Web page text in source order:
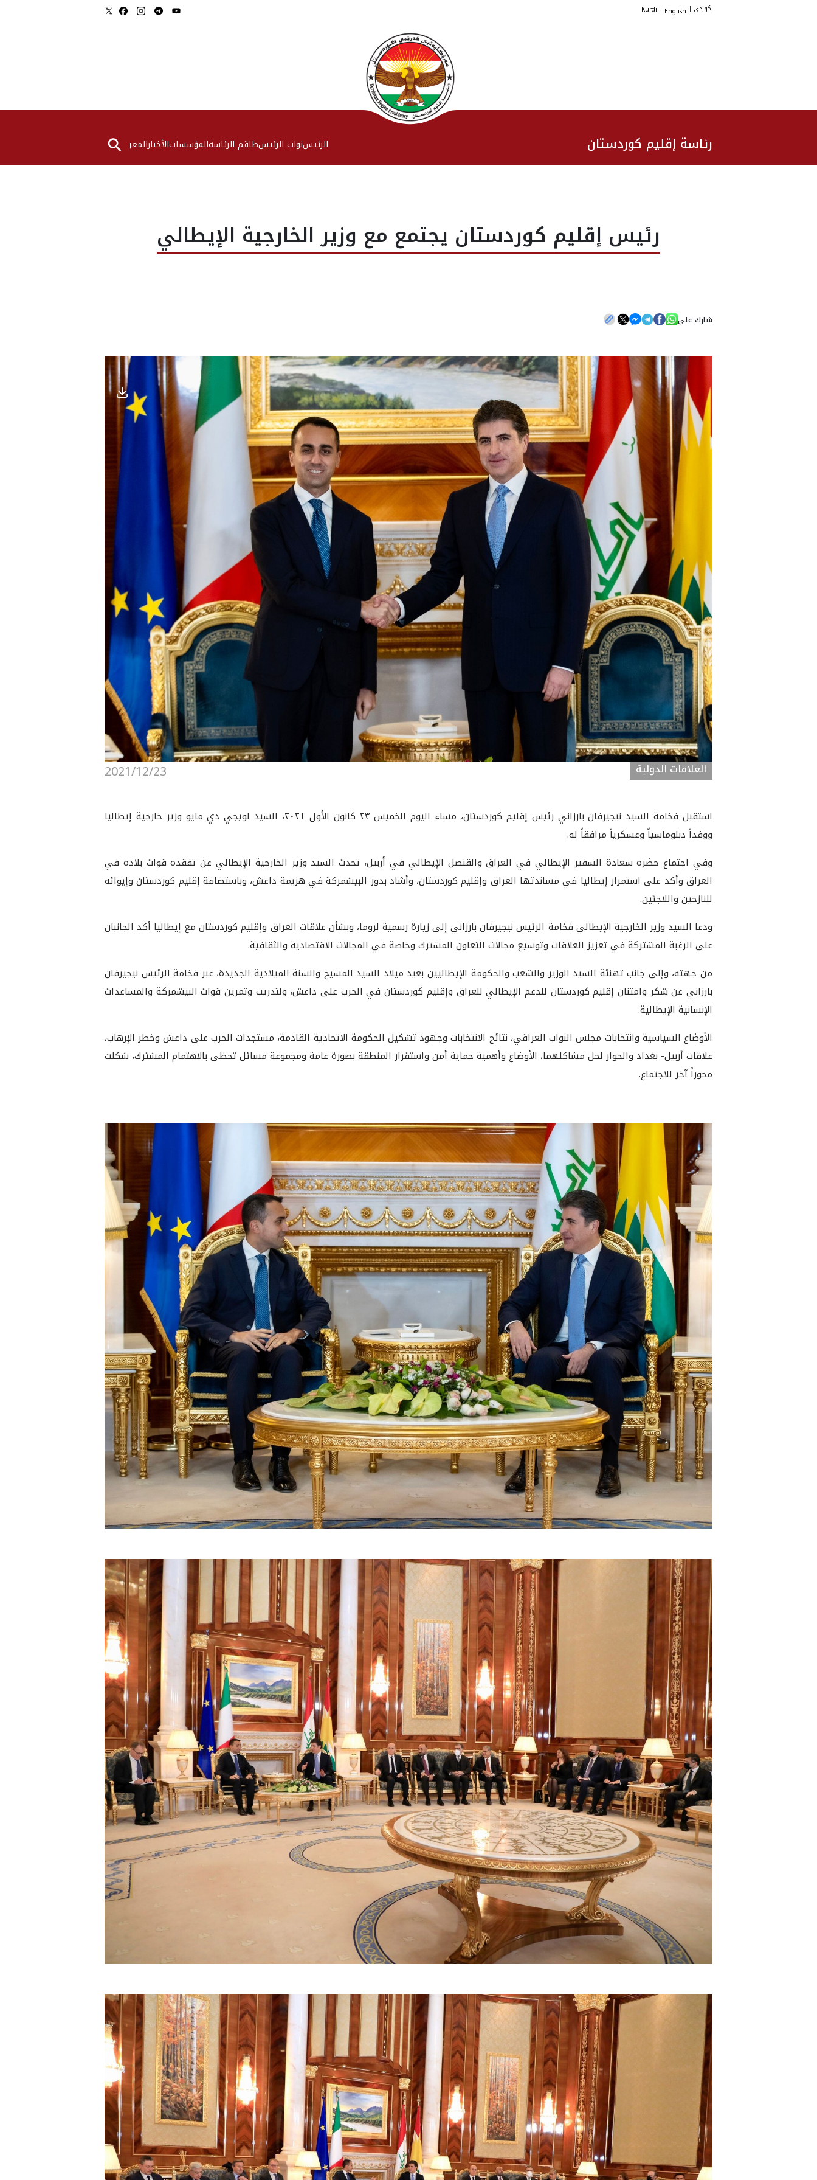
کوردی |
English
|
Kurdi
رئاسة إقليم كوردستان الرئیسنواب الرئيسطاقم الرئاسةالمؤسساتالأخبارالمعرض⚲
رئيس إقليم كوردستان يجتمع مع وزير الخارجية الإيطالي
شارك على
2021/12/23 العلاقات الدولية
استقبل فخامة السيد نيجيرفان بارزاني رئيس إقليم كوردستان، مساء اليوم الخميس ٢٣ كانون الأول ٢٠٢١، السيد لويجي دي مايو وزير خارجية إيطاليا
ووفداً دبلوماسياً وعسكرياً مرافقاً له.
وفي اجتماع حضره سعادة السفير الإيطالي في العراق والقنصل الإيطالي في أربيل، تحدث السيد وزير الخارجية الإيطالي عن تفقده قوات بلاده في
العراق وأكد على استمرار إيطاليا في مساندتها العراق وإقليم كوردستان، وأشاد بدور البيشمركة في هزيمة داعش، وباستضافة إقليم كوردستان وإيوائه
للنازحين واللاجئين.
ودعا السيد وزير الخارجية الإيطالي فخامة الرئيس نيجيرفان بارزاني إلى زيارة رسمية لروما، وبشأن علاقات العراق وإقليم كوردستان مع إيطاليا أكد الجانبان
على الرغبة المشتركة في تعزيز العلاقات وتوسيع مجالات التعاون المشترك وخاصة في المجالات الاقتصادية والثقافية.
من جهته، وإلى جانب تهنئة السيد الوزير والشعب والحكومة الإيطاليين بعيد ميلاد السيد المسيح والسنة الميلادية الجديدة، عبر فخامة الرئيس نيجيرفان
بارزاني عن شكر وامتنان إقليم كوردستان للدعم الإيطالي للعراق وإقليم كوردستان في الحرب على داعش، ولتدريب وتمرين قوات البيشمركة والمساعدات
الإنسانية الإيطالية.
الأوضاع السياسية وانتخابات مجلس النواب العراقي، نتائج الانتخابات وجهود تشكيل الحكومة الاتحادية القادمة، مستجدات الحرب على داعش وخطر الإرهاب،
علاقات أربيل- بغداد والحوار لحل مشاكلهما، الأوضاع وأهمية حماية أمن واستقرار المنطقة بصورة عامة ومجموعة مسائل تحظى بالاهتمام المشترك، شكلت
محوراً آخر للاجتماع.